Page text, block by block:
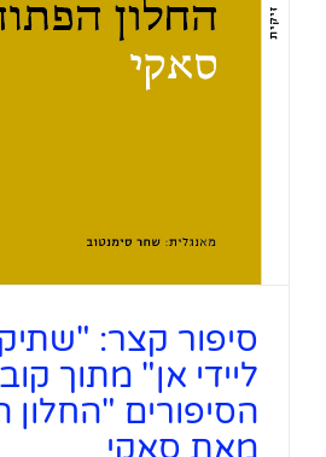
סיפור קצר:
ליידי אן" מתוך
הסיפורים